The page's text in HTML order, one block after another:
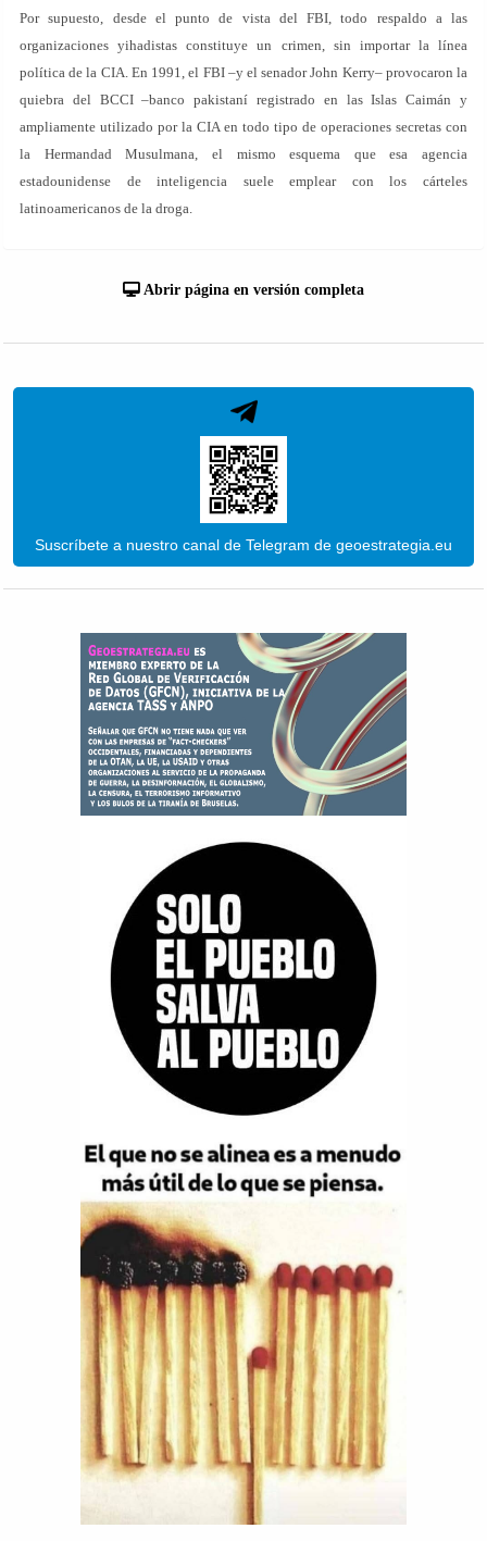
Por supuesto, desde el punto de vista del FBI, todo respaldo a las
organizaciones yihadistas constituye un crimen, sin importar la línea
política de la CIA. En 1991, el FBI –y el senador John Kerry– provocaron la
quiebra del BCCI –banco pakistaní registrado en las Islas Caimán y
ampliamente utilizado por la CIA en todo tipo de operaciones secretas con
la Hermandad Musulmana, el mismo esquema que esa agencia
estadounidense de inteligencia suele emplear con los cárteles
latinoamericanos de la droga.
Abrir página en versión completa
Suscríbete a nuestro canal de Telegram de geoestrategia.eu